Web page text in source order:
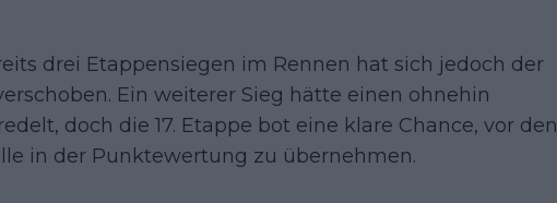
drei Etappensiegen im Rennen hat sich jedoch der
Ein weiterer Sieg hätte einen ohnehin
doch die 17. Etappe bot eine klare Chance, vor den
in der Punktewertung zu übernehmen.